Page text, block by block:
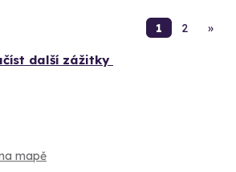
1 2 »
další zážitky
mapě